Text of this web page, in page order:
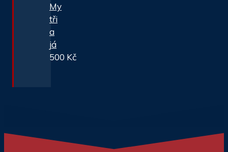
My
tři
a
já
500 Kč